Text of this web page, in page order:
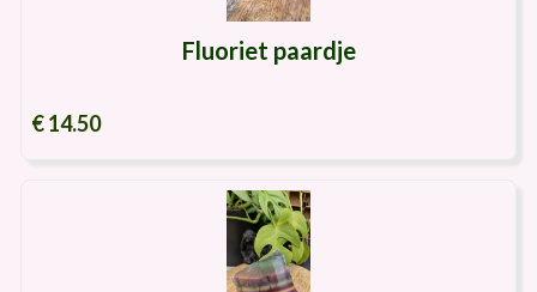
Fluoriet paardje
€ 14.50